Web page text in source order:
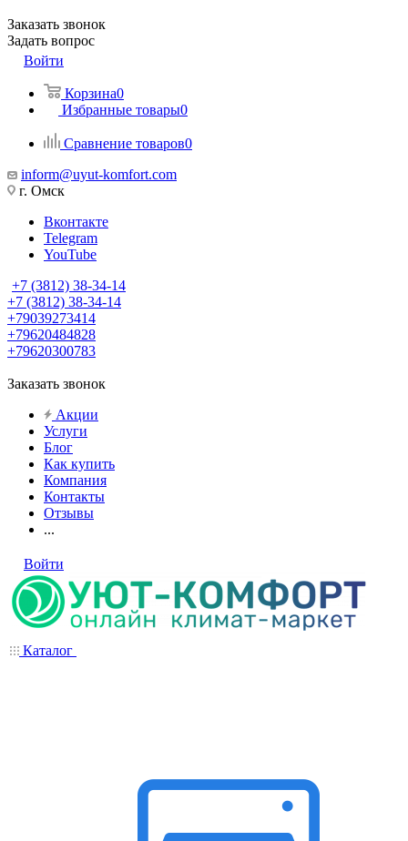
Заказать звонок
Задать вопрос
Войти
Корзина0
Избранные товары0
Сравнение товаров0
inform@uyut-komfort.com
г. Омск
Вконтакте
Telegram
YouTube
+7 (3812) 38-34-14
+7 (3812) 38-34-14
+79039273414
+79620484828
+79620300783
Заказать звонок
Акции
Услуги
Блог
Как купить
Компания
Контакты
Отзывы
...
Войти
Каталог